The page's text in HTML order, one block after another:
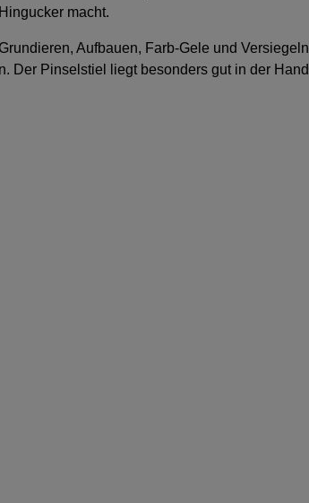
macht.
Aufbauen, Farb-Gele und
Der Pinselstiel liegt besonders gut in der